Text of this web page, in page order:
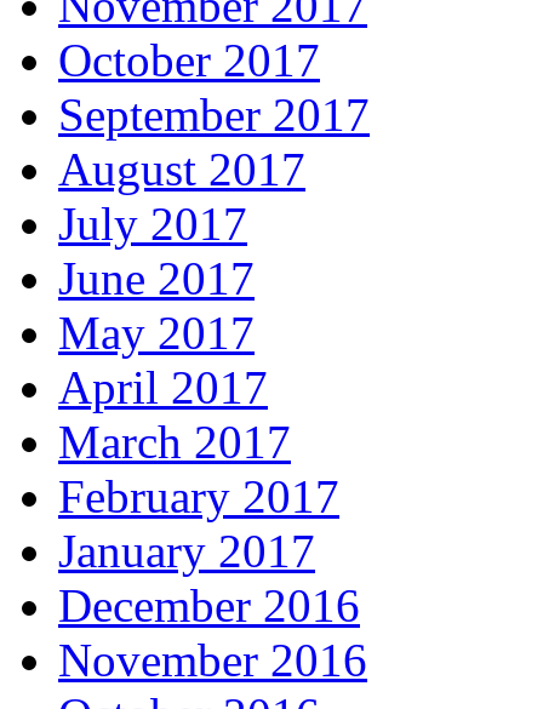
October 2017
September 2017
August 2017
July 2017
June 2017
May 2017
April 2017
March 2017
February 2017
January 2017
December 2016
November 2016